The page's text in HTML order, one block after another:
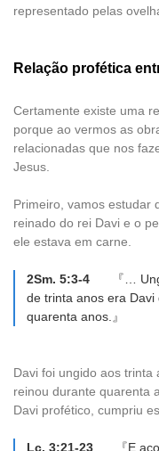
representado pelas
Relação profética
Certamente existe uma
porque ao vermos as
relacionadas que nos
Jesus.
Primeiro, vamos estudar
reinado do rei Davi e o
ele estava em carne.
2Sm. 5:3-4
『…
de trinta anos era
quarenta anos.』
Davi foi ungido aos trinta
reinou durante quarenta
Davi profético, cumpriu
Lc. 3:21-23
『E